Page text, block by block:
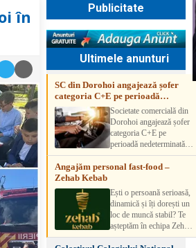
în
Publicitate
Ultimele anunturi
SC din Dorohoi angajează șofer
categoria C+E pe perioadă
nedeterminatăSocietate comercială din
Dorohoi angajează șofer
categoria C+E pe
perioadă nedeterminată.
Candidatul trebuie să
aibă experiență și atestat
detalii, vă rog să sunați la
numărul de telefon.
Angajăm personal fast-food –
Zehab Kebab
Ești o persoană serioasă,
dinamică și îți dorești un
loc de muncă stabil? Te
așteptăm în echipa Zehab
Kebab! Posturi